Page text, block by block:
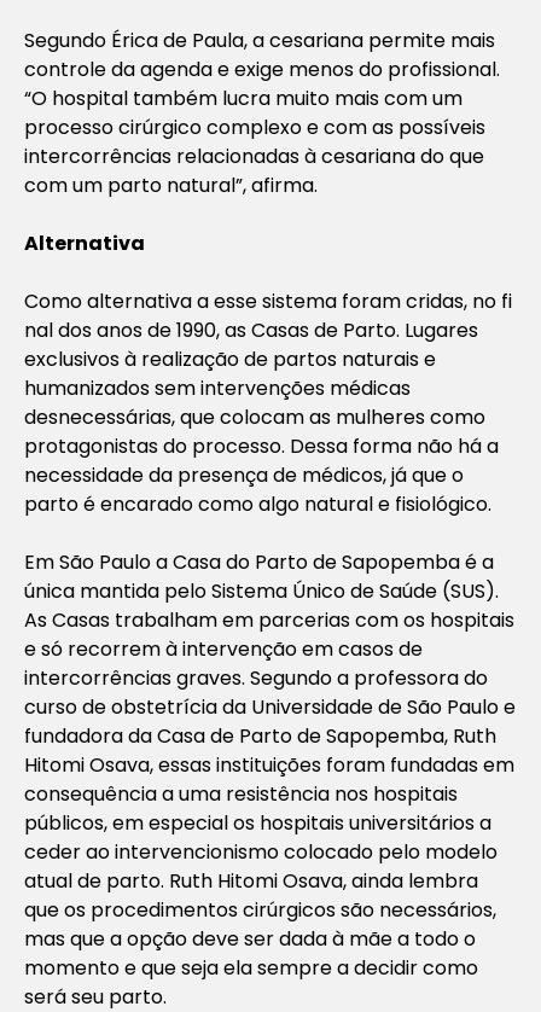
Segundo Érica de Paula, a cesariana permite mais
controle da agenda e exige menos do profissional.
“O hospital também lucra muito mais com um
processo cirúrgico complexo e com as possíveis
intercorrências relacionadas à cesariana do que
com um parto natural”, afirma.
Alternativa
Como alternativa a esse sistema foram cridas, no fi
nal dos anos de 1990, as Casas de Parto. Lugares
exclusivos à realização de partos naturais e
humanizados sem intervenções médicas
desnecessárias, que colocam as mulheres como
protagonistas do processo. Dessa forma não há a
necessidade da presença de médicos, já que o
parto é encarado como algo natural e fisiológico.
Em São Paulo a Casa do Parto de Sapopemba é a
única mantida pelo Sistema Único de Saúde (SUS).
As Casas trabalham em parcerias com os hospitais
e só recorrem à intervenção em casos de
intercorrências graves. Segundo a professora do
curso de obstetrícia da Universidade de São Paulo e
fundadora da Casa de Parto de Sapopemba, Ruth
Hitomi Osava, essas instituições foram fundadas em
consequência a uma resistência nos hospitais
públicos, em especial os hospitais universitários a
ceder ao intervencionismo colocado pelo modelo
atual de parto. Ruth Hitomi Osava, ainda lembra
que os procedimentos cirúrgicos são necessários,
mas que a opção deve ser dada à mãe a todo o
momento e que seja ela sempre a decidir como
será seu parto.